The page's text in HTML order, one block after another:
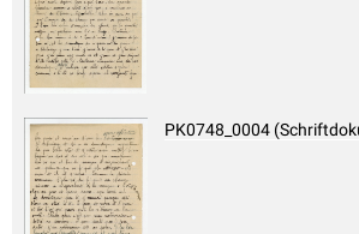
PK0748_0004